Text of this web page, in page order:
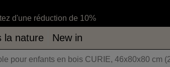
d'une réduction de 10%
la nature New in
pour enfants en bois CURIE, 46x80x80 cm